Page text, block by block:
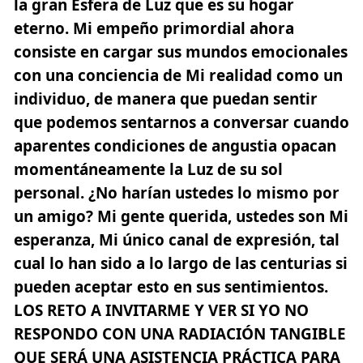
la gran Esfera de Luz que es su hogar
eterno. Mi empeño primordial ahora
consiste en cargar sus mundos emocionales
con una conciencia de Mi realidad como un
individuo, de manera que puedan sentir
que podemos sentarnos a conversar cuando
aparentes condiciones de angustia opacan
momentáneamente la Luz de su sol
personal. ¿No harían ustedes lo mismo por
un amigo? Mi gente querida, ustedes son Mi
esperanza, Mi único canal de expresión, tal
cual lo han sido a lo largo de las centurias si
pueden aceptar esto en sus sentimientos.
LOS RETO A INVITARME Y VER SI YO NO
RESPONDO CON UNA RADIACIÓN TANGIBLE
QUE SERÁ UNA ASISTENCIA PRÁCTICA PARA